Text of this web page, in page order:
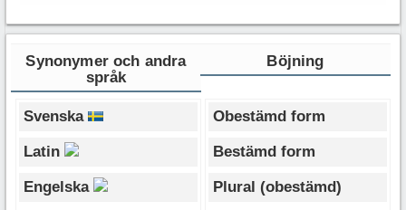
Synonymer och andra
språk
Böjning
Svenska
Latin
Engelska
Obestämd form
Bestämd form
Plural (obestämd)